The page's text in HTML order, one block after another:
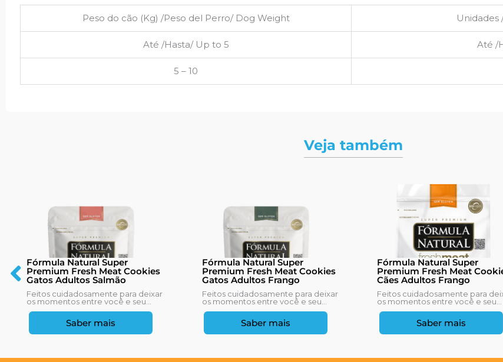
Peso do cão (Kg) /Peso del Perro/ Dog Weight Unidades
Até /Hasta/ Up to 5 Até /
5 – 10
Veja também
Fórmula Natural Super
Premium Fresh Meat Cookies
Gatos Adultos Salmão
Feitos cuidadosamente para deixar
os momentos entre você e seu...
Saber mais
Fórmula Natural Super
Premium Fresh Meat Cookies
Gatos Adultos Frango
Feitos cuidadosamente para deixar
os momentos entre você e seu...
Saber mais
Fórmula Natural Super
Premium Fresh Meat
Cães Adultos Frango
Feitos cuidadosamente para
os momentos entre você e seu...
Saber mais